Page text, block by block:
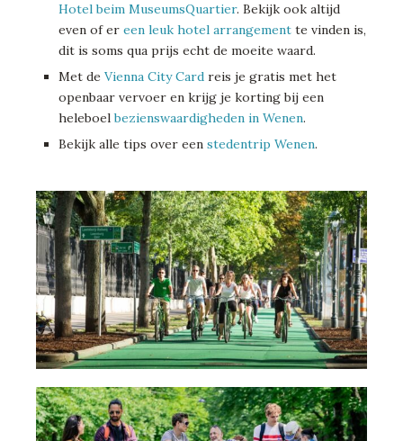
Hotel beim MuseumsQuartier. Bekijk ook altijd
even of er een leuk hotel arrangement te vinden is,
dit is soms qua prijs echt de moeite waard.
Met de Vienna City Card reis je gratis met het
openbaar vervoer en krijg je korting bij een
heleboelbezienswaardigheden in Wenen.
Bekijk alle tips over een stedentrip Wenen.